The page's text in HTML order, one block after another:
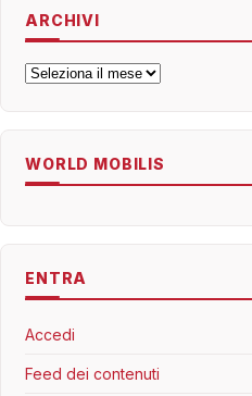
ARCHIVI
Archivi
WORLD MOBILIS
ENTRA
Accedi
Feed dei contenuti